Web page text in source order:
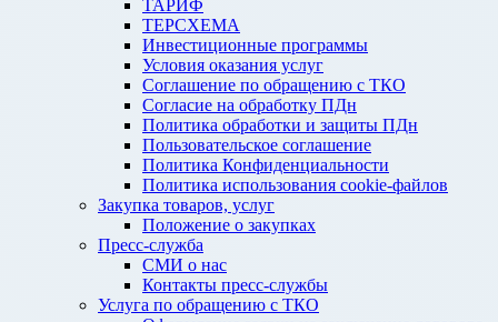
ТАРИФ
ТЕРСХЕМА
Инвестиционные программы
Условия оказания услуг
Соглашение по обращению с ТКО
Согласие на обработку ПДн
Политика обработки и защиты ПДн
Пользовательское соглашение
Политика Конфиденциальности
Политика использования cookie-файлов
Закупка товаров, услуг
Положение о закупках
Пресс-служба
СМИ о нас
Контакты пресс-службы
Услуга по обращению с ТКО